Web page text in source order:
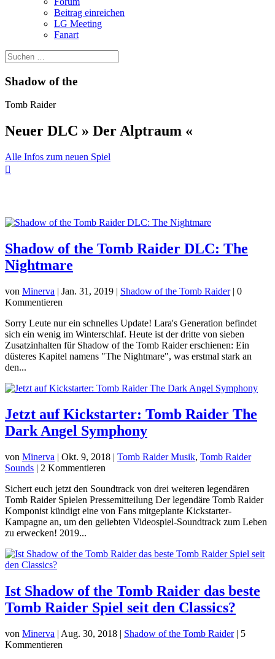
Beitrag einreichen
LG Meeting
Fanart
Shadow of the
Tomb Raider
Neuer DLC » Der Alptraum «
Alle Infos zum neuen Spiel

Shadow of the Tomb Raider DLC: The
Nightmare
von Minerva | Jan. 31, 2019 | Shadow of the Tomb Raider| 0
Kommentieren
Sorry Leute nur ein schnelles Update! Lara's Generation befindet
sich ein wenig im Winterschlaf. Heute ist der dritte von sieben
Zusatzinhalten für Shadow of the Tomb Raider erschienen: Ein
düsteres Kapitel namens "The Nightmare", was erstmal stark an
den...
Jetzt auf Kickstarter: Tomb Raider The
Dark Angel Symphony
von Minerva | Okt. 9, 2018 | Tomb Raider Musik, Tomb Raider
Sounds | 2 Kommentieren
Sichert euch jetzt den Soundtrack von drei weiteren legendären
Tomb Raider Spielen Pressemitteilung Der legendäre Tomb Raider
Komponist kündigt eine von Fans mitgeplante Kickstarter-
Kampagne an, um den geliebten Videospiel-Soundtrack zum Leben
zu erwecken! 2019...
Ist Shadow of the Tomb Raider das beste
Tomb Raider Spiel seit den Classics?
von Minerva | Aug. 30, 2018 | Shadow of the Tomb Raider| 5
Kommentieren